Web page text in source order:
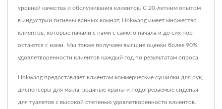
уровней качества и обслуживания клиентов. С 20-летним опытом
в индустрии гигиены ванных комнат, Hokwang имеет множество
клиентов, которые начали с нами с самого начала и до сих пор
остаются с нами. Мы также получаем высшие оценки более 90%
удовлетворенности клиентов каждый год по результатам опроса.
Hokwang предоставляет клиентам коммерческие сушилки для рук,
диспенсеры для мыла, водяные краны и подогреваемые сиденья
для туалетов с высокой степенью удовлетворенности клиентов.